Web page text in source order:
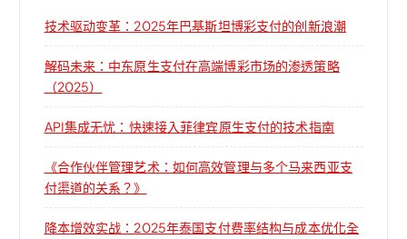
技术驱动变革：2025年巴基斯坦博彩支付的创新浪潮
解码未来：中东原生支付在高端博彩市场的渗透策略
（2025）
API集成无忧：快速接入菲律宾原生支付的技术指南
《合作伙伴管理艺术：如何高效管理与多个马来西亚支
付渠道的关系？》
降本增效实战：2025年泰国支付费率结构与成本优化全